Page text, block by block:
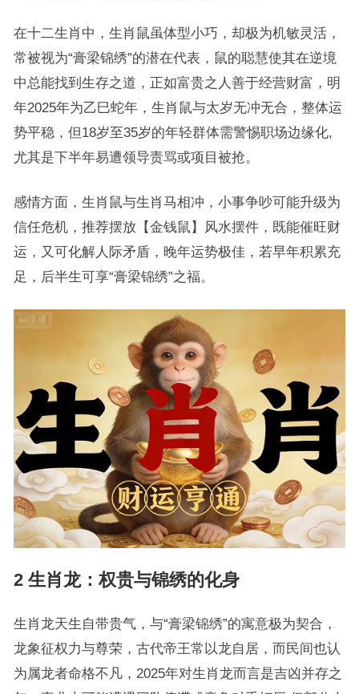
在十二生肖中，生肖鼠虽体型小巧，却极为机敏灵活，
常被视为“膏梁锦绣”的潜在代表，鼠的聪慧使其在逆境
中总能找到生存之道，正如富贵之人善于经营财富，明
年2025年为乙巳蛇年，生肖鼠与太岁无冲无合，整体运
势平稳，但18岁至35岁的年轻群体需警惕职场边缘化,
尤其是下半年易遭领导责骂或项目被抢。
感情方面，生肖鼠与生肖马相冲，小事争吵可能升级为
信任危机，推荐摆放【金钱鼠】风水摆件，既能催旺财
运，又可化解人际矛盾，晚年运势极佳，若早年积累充
足，后半生可享“膏梁锦绣”之福。
2 生肖龙：权贵与锦绣的化身
生肖龙天生自带贵气，与“膏梁锦绣”的寓意极为契合，
龙象征权力与尊荣，古代帝王常以龙自居，而民间也认
为属龙者命格不凡，2025年对生肖龙而言是吉凶并存之